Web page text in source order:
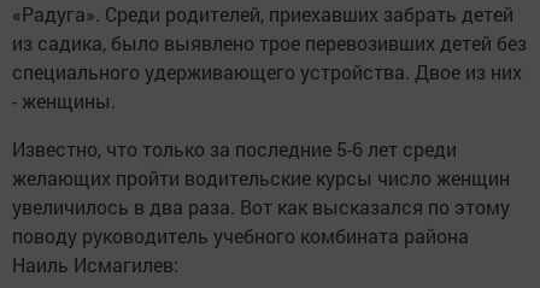
«Радуга». Среди родителей, приехавших забрать детей
из садика, было выявлено трое перевозивших детей без
специального удерживающего устройства. Двое из них
- женщины.
Известно, что только за последние 5-6 лет среди
желающих пройти водительские курсы число женщин
увеличилось в два раза. Вот как высказался по этому
поводу руководитель учебного комбината района
Наиль Исмагилев: